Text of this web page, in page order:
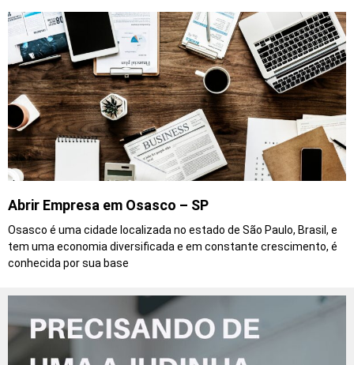
Abrir Empresa em Osasco – SP
Osasco é uma cidade localizada no estado de São Paulo, Brasil, e
tem uma economia diversificada e em constante crescimento, é
conhecida por sua base